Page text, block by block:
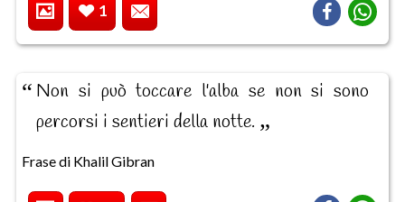
1
Non si può toccare l'alba se non si sono
percorsi i sentieri della notte.
Frase di Khalil Gibran